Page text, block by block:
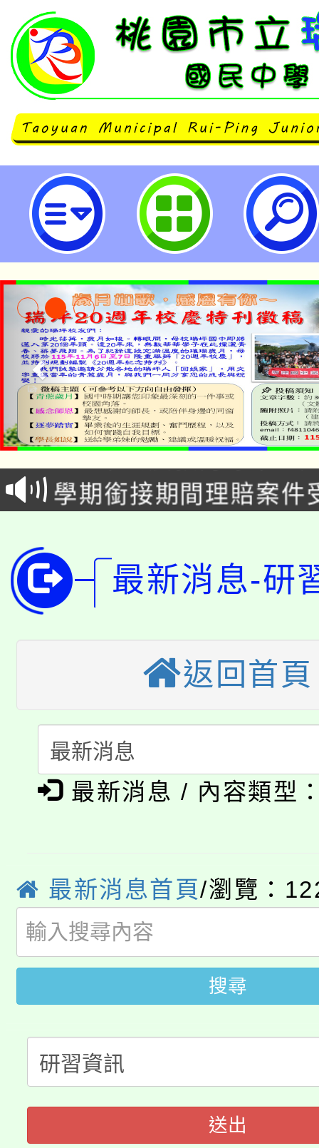
「台灣展翅協會 X 台灣微軟《數
全》國中小教師線上研習」-桃園
淨零綠生活教案入校路
會
115年食農教育專業人
程
學期銜接期間理賠案件
版
淨零綠領人才培育課程
公告本校115學年度第
代理(課)教師甄選結果(
「2026金融保險知識
生本土語及新住民語歌
公告本校115學年度第
公告本校115學年度第
代理(課)教師甄選結果(
轉知中國文化大學推廣
《TA101》溝通分析基
系所師生報名參加。
淨零綠生活教案入校路
會
115年食農教育專業人
學籍身 分審查程序及
版
淨零綠領人才培育課程
公告本校115學年度第
代理(課)教師甄選結果(
「2026金融保險知識
桃園市115學年度學生
代理(課)教師甄選結果(
公告本校115學年度第
代理(課)教師甄選結果(
轉知中國文化大學推廣
《TA101》溝通分析基
最新消息-研
返回首頁
最新消息 / 內容類型
最新消息首頁/瀏覽：
搜尋
送出